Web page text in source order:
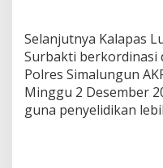
Selanjutnya Kalapas
Surbakti berkordinasi
Polres Simalungun
Minggu 2 Desember
guna penyelidikan